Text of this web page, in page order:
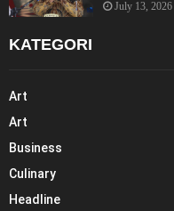
July 13, 2026
KATEGORI
Art
Art
Business
Culinary
Headline